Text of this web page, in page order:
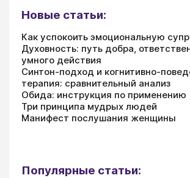
Новые статьи:
Как успокоить эмоциональную
Духовность: путь добра,
умного действия
Синтон-подход и когнитивно-
терапия: сравнительный анализ
Обида: инструкция по применению
Три принципа мудрых людей
Манифест послушания женщины
Популярные статьи: